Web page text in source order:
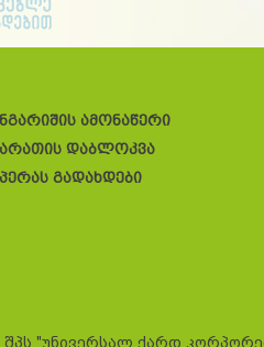
ამონაწერი
დაბლოკვა
გადახდები
"უნივერსალ ქარდ